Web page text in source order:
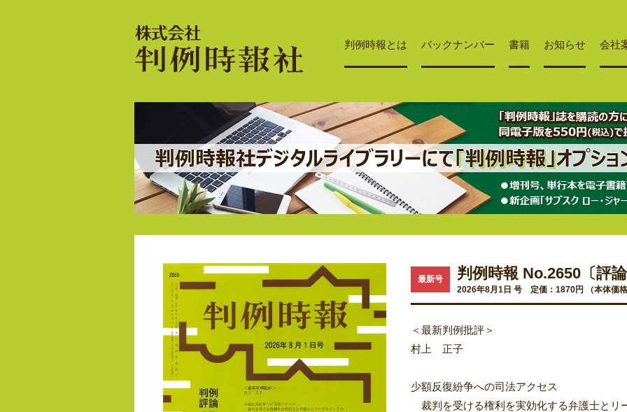
判例時報とは バックナンバー 書籍 お知らせ 会社
最新号 判例時報 No.2650〔評
2026年8月1日 号 定価：1870円 （本体価
＜最新判例批評＞
村上 正子
少額反復紛争への司法アクセス
裁判を受ける権利を実効化する弁護士とリ